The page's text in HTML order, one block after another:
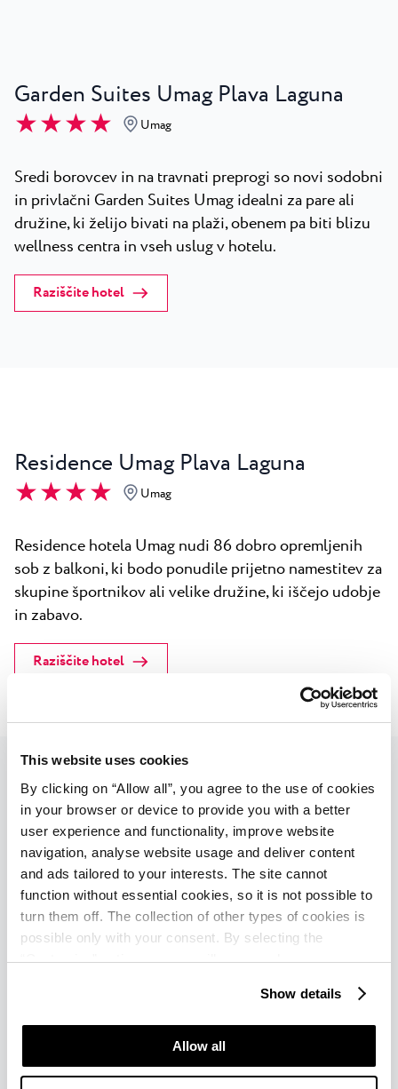
This website uses cookies
By clicking on “Allow all”, you agree to the use of cookies
in your browser or device to provide you with a better
user experience and functionality, improve website
navigation, analyse website usage and deliver content
and ads tailored to your interests. The site cannot
function without essential cookies, so it is not possible to
turn them off. The collection of other types of cookies is
possible only with your consent. By selecting the
“Customise” option, a menu will appear where you can
which purposes we may process your data. You can
manage your “Details” selection in your browser at any
Show details
Allow all
Garden Suites Umag Plava Laguna
★ ★ ★ ★ Umag
Sredi borovcev in na travnati preprogi so novi sodobni
in privlačni Garden Suites Umag idealni za pare ali
družine, ki želijo bivati na plaži, obenem pa biti blizu
wellness centra in vseh uslug v hotelu.
Raziščite hotel
Residence Umag Plava Laguna
★ ★ ★ ★ Umag
Residence hotela Umag nudi 86 dobro opremljenih
sob z balkoni, ki bodo ponudile prijetno namestitev za
skupine športnikov ali velike družine, ki iščejo udobje
in zabavo.
Raziščite hotel
Hotel Sipar Plava Laguna
★ ★ ★ ★ Umag
Hotel Sipar, ki se nahaja samo nekaj korakov od plaže,
ima čudovit ovalni bazen v senci belih jader. Ta
ustvarjajo neverjetno vzdušje križark, ki se prenaša
tudi v elegantno in minimalistično urejene sobe.
Raziščite hotel